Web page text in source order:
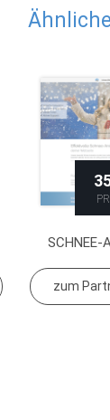
SCHNEE-
zum